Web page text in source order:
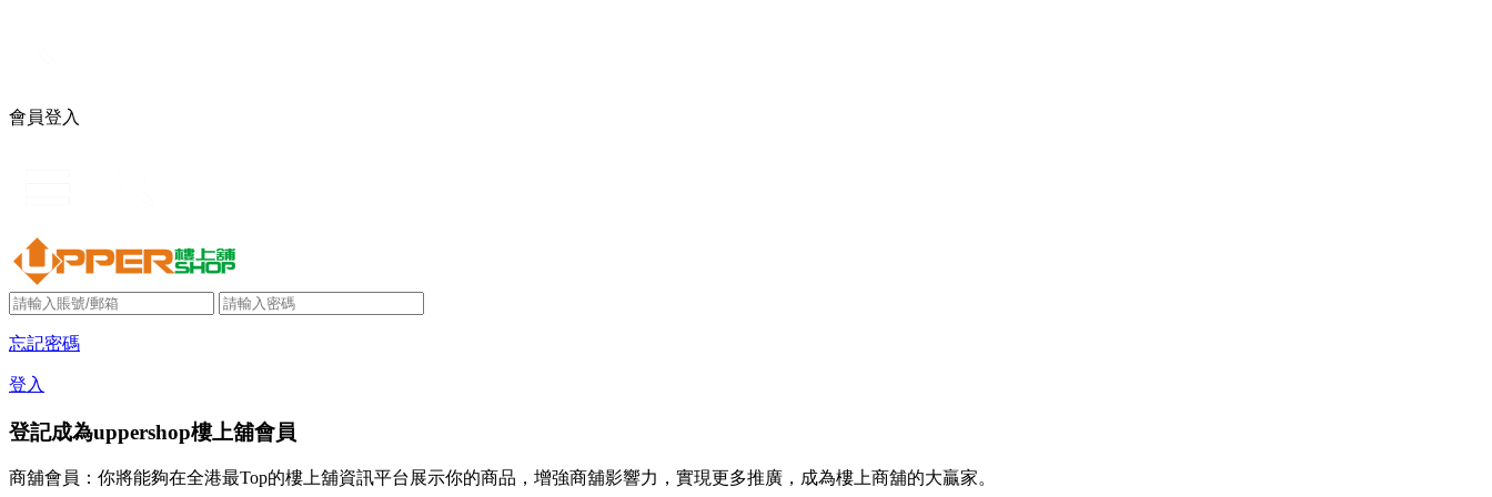
會員登入
忘記密碼
登入
登記成為uppershop樓上舖會員
商舖會員：你將能夠在全港最Top的樓上舖資訊平台展示你的商品，增強商舖影響力，實現更多推廣，成為樓上商舖的大贏家。